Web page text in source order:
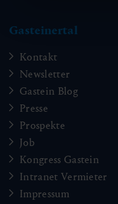
Gasteinertal
Kontakt
Newsletter
Gastein Blog
Presse
Prospekte
Job
Kongress Gastein
Intranet Vermieter
Impressum